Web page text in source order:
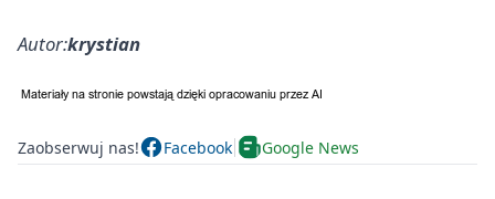
Autor:krystian
Zaobserwuj nas! Facebook Google News